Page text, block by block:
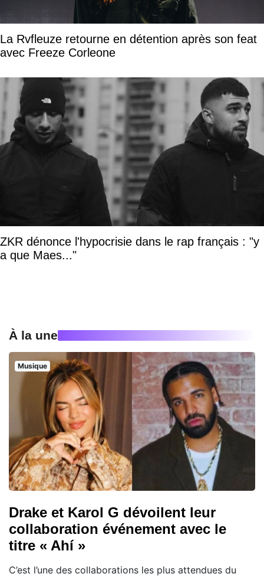
La Rvfleuze retourne en détention après son feat
avec Freeze Corleone
ZKR dénonce l'hypocrisie dans le rap français : "y
a que Maes..."
À la une
Musique
Drake et Karol G dévoilent leur
collaboration événement avec le
titre « Ahí »
C’est l’une des collaborations les plus attendues du